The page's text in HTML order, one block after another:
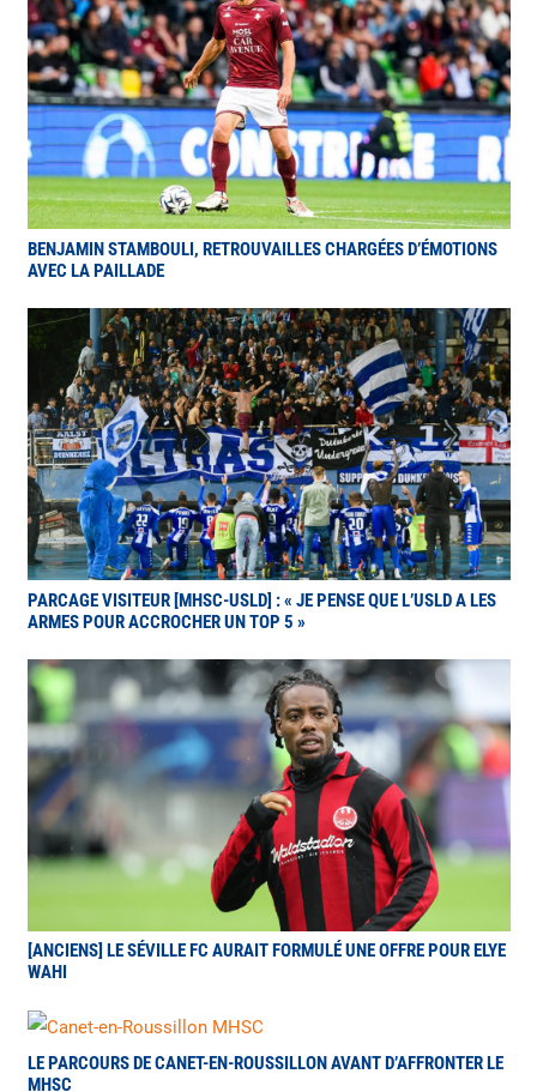
BENJAMIN STAMBOULI, RETROUVAILLES CHARGÉES D’ÉMOTIONS
AVEC LA PAILLADE
PARCAGE VISITEUR [MHSC-USLD] : « JE PENSE QUE L’USLD A LES
ARMES POUR ACCROCHER UN TOP 5 »
[ANCIENS] LE SÉVILLE FC AURAIT FORMULÉ UNE OFFRE POUR ELYE
WAHI
LE PARCOURS DE CANET-EN-ROUSSILLON AVANT D’AFFRONTER LE
MHSC